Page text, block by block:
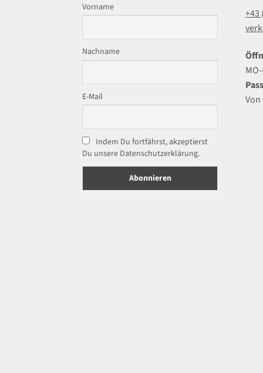
Vorname
Nachname
E-Mail
Indem Du fortfährst, akzeptierst
Du unsere Datenschutzerklärung.
+43
Von